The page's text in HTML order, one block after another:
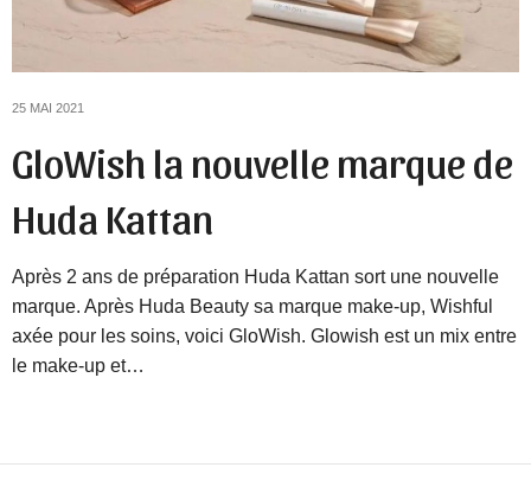
25 MAI 2021
GloWish la nouvelle marque de
Huda Kattan
Après 2 ans de préparation Huda Kattan sort une nouvelle
marque. Après Huda Beauty sa marque make-up, Wishful
axée pour les soins, voici GloWish. Glowish est un mix entre
le make-up et…